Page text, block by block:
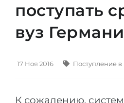
Штудиенколлеги
Курсы штудиенколлег
Магистратура
Второе Высшее
поступать
вуз
17 Ноя 2016 Поступление
К сожалению,